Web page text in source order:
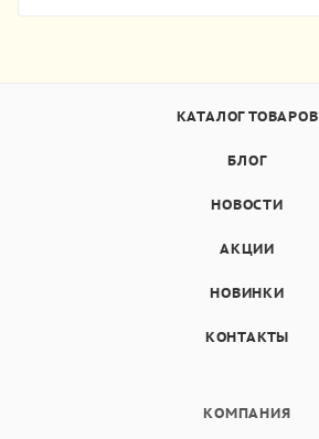
КАТАЛОГ ТОВАРОВ
БЛОГ
НОВОСТИ
АКЦИИ
НОВИНКИ
КОНТАКТЫ
КОМПАНИЯ